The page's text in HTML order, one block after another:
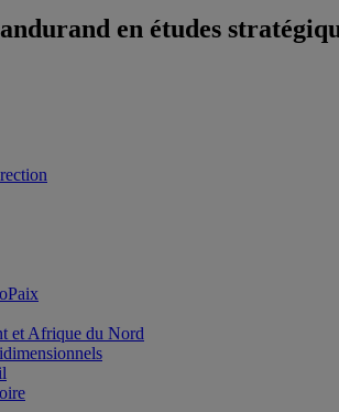
en études
et Afrique du Nord